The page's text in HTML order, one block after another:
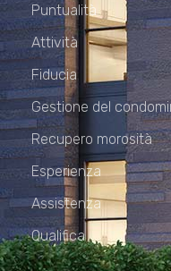
Puntualità
Attività
Fiducia
Gestione del
Recupero morosità
Esperienza
Assistenza
Qualifica